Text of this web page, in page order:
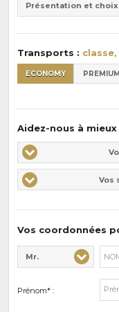
pension
:
Présentation et
Transports :
ECONOMY PREMIUM
Aidez-nous à
Vos
centres
d'intérêts
Vos
sports
de
Vos
Vos coordonnées
Civilité* :
Mr.
Nom* :
Prénom* :